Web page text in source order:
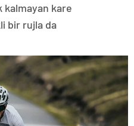
kalmayan kare
bir rujla da